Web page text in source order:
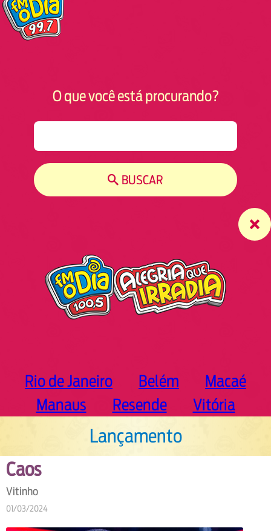
O que você está procurando?
BUSCAR
Rio de Janeiro Belém
Macaé
Manaus
Resende Vitória
Lançamento
Caos
Vitinho
01/03/2024